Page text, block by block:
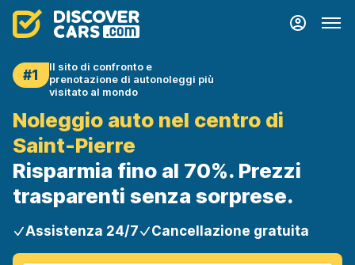
#1
Il sito di confronto e
prenotazione di autonoleggi più
visitato al mondo
Noleggio auto nel centro di
Saint-Pierre
Risparmia fino al 70%. Prezzi
trasparenti senza sorprese.
Assistenza 24/7 Cancellazione gratuita